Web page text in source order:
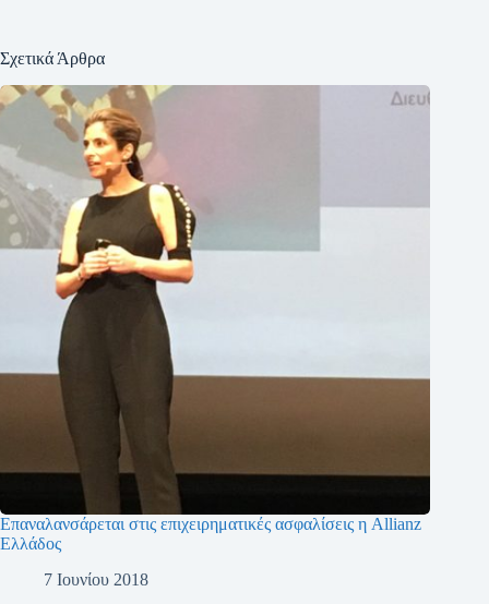
Σχετικά Άρθρα
Επαναλανσάρεται στις επιχειρηματικές ασφαλίσεις η Allianz
Ελλάδος
7 Ιουνίου 2018